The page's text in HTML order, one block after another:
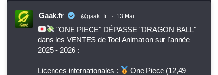
Gaak.fr @gaak_fr · 13 Mai
"ONE PIECE" DÉPASSE "DRAGON BALL"
dans les VENTES de Toei Animation sur l'année
2025 - 2026 :
Licences internationales :
One Piece (12,49